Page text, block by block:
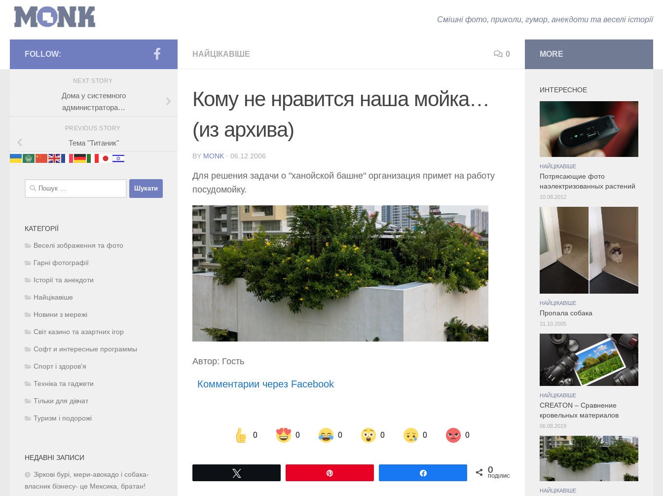
Смішні фото, приколи, гумор, анекдоти та веселі історії
НАЙЦІКАВІШЕ 0
Кому не нравится наша мойка…
(из архива)
BY MONK · 06.12.2006
Для решения задачи о "ханойской башне" организация примет на работу
посудомойку.
Автор: Гость
Комментарии через Facebook
0 0 0 0 0 0
Share on Facebook Share on LinkedIn Share on Twitter 0
ПОДІЛИСЬ
FOLLOW:
NEXT STORY
Дома у системного
администратора…
PREVIOUS STORY
Тема "Титаник"
Пошук:
КАТЕГОРІЇ
Веселі зображення та фото
Гарні фотографії
Історії та анекдоти
Найцікавіше
Новини з мережі
Світ казино та азартних ігор
Софт и интересные программы
Спорт і здоров'я
Техніка та гаджети
Тільки для дівчат
Туризм і подорожі
НЕДАВНІ ЗАПИСИ
Зіркові бурі, мери-авокадо і собака-
власник бізнесу- це Мексика, братан!
MORE
ИНТЕРЕСНОЕ
НАЙЦІКАВІШЕ
Потрясающие фото
наэлектризованных растений
10.08.2012
НАЙЦІКАВІШЕ
Пропала собака
31.10.2005
НАЙЦІКАВІШЕ
CREATON – Сравнение
кровельных материалов
06.08.2019
НАЙЦІКАВІШЕ